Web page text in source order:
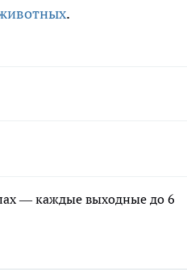
.
— каждые выходные до 6